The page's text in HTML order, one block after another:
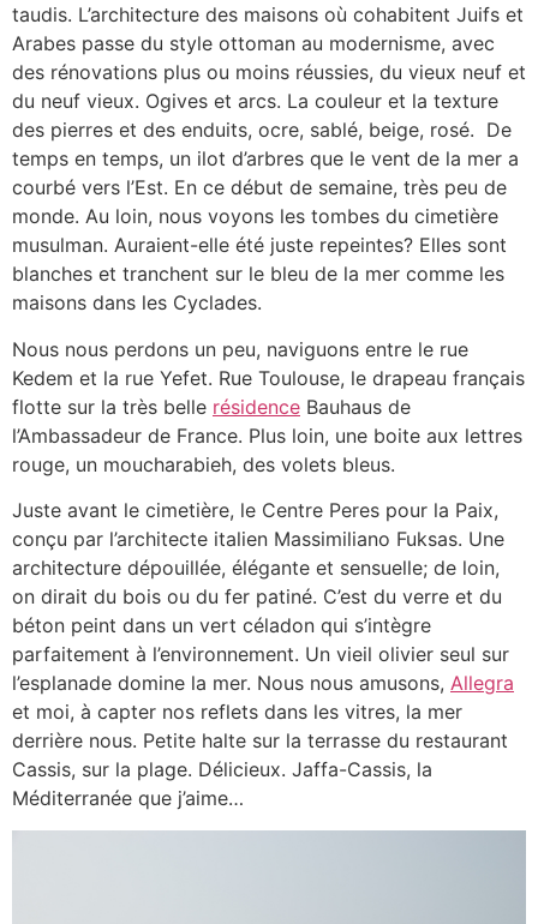
taudis. L’architecture des maisons où cohabitent Juifs et
Arabes passe du style ottoman au modernisme, avec
des rénovations plus ou moins réussies, du vieux neuf et
du neuf vieux. Ogives et arcs. La couleur et la texture
des pierres et des enduits, ocre, sablé, beige, rosé. De
temps en temps, un ilot d’arbres que le vent de la mer a
courbé vers l’Est. En ce début de semaine, très peu de
monde. Au loin, nous voyons les tombes du cimetière
musulman. Auraient-elle été juste repeintes? Elles sont
blanches et tranchent sur le bleu de la mer comme les
maisons dans les Cyclades.
Nous nous perdons un peu, naviguons entre le rue
Kedem et la rue Yefet. Rue Toulouse, le drapeau français
flotte sur la très belle résidence Bauhaus de
l’Ambassadeur de France. Plus loin, une boite aux lettres
rouge, un moucharabieh, des volets bleus.
Juste avant le cimetière, le Centre Peres pour la Paix,
conçu par l’architecte italien Massimiliano Fuksas. Une
architecture dépouillée, élégante et sensuelle; de loin,
on dirait du bois ou du fer patiné. C’est du verre et du
béton peint dans un vert céladon qui s’intègre
parfaitement à l’environnement. Un vieil olivier seul sur
l’esplanade domine la mer. Nous nous amusons, Allegra
et moi, à capter nos reflets dans les vitres, la mer
derrière nous. Petite halte sur la terrasse du restaurant
Cassis, sur la plage. Délicieux. Jaffa-Cassis, la
Méditerranée que j’aime…